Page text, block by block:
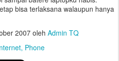
bisa terlaksana walaupun hanya
2007oleh Admin TQ
Phone